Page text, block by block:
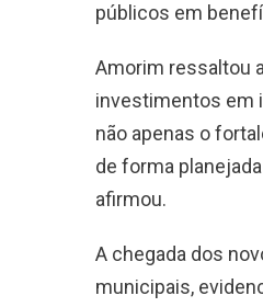
públicos em
Amorim ressaltou
investimentos em
não apenas o
de forma
afirmou.
A chegada dos
municipais,